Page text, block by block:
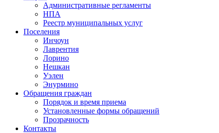
Административные регламенты
НПА
Реестр муниципальных услуг
Поселения
Инчоун
Лаврентия
Лорино
Нешкан
Уэлен
Энурмино
Обращения граждан
Порядок и время приема
Установленные формы обращений
Прозрачность
Контакты